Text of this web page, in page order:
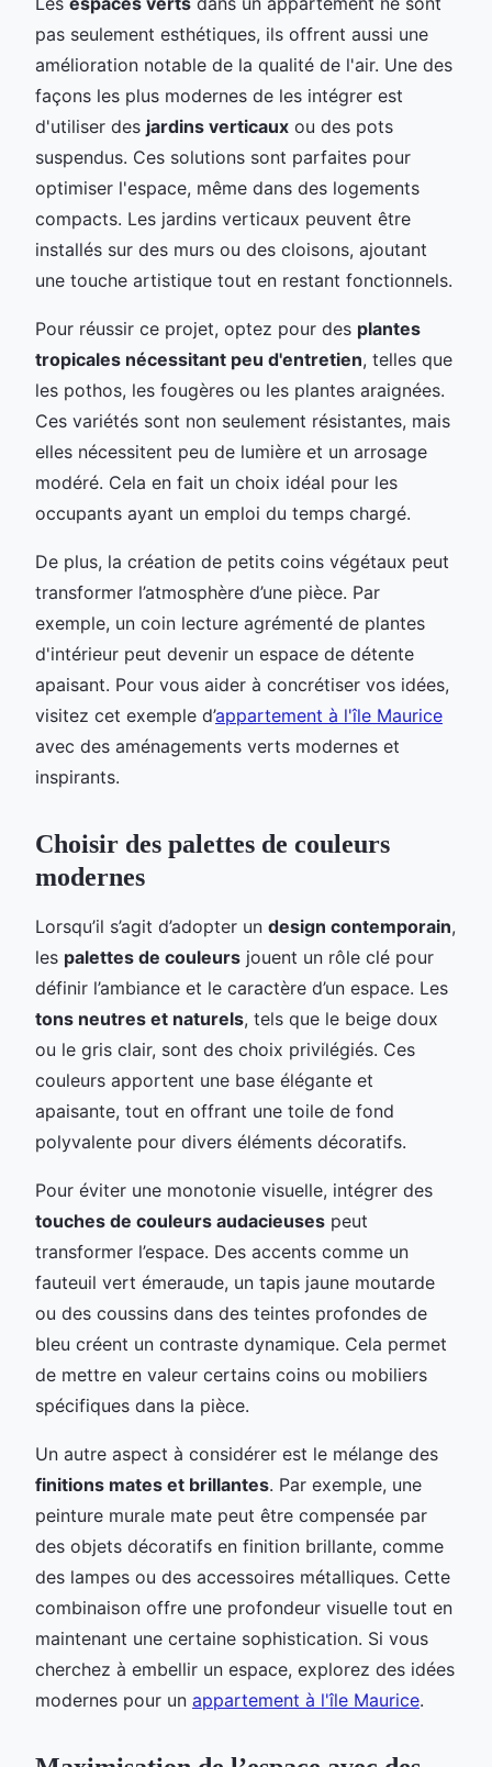
pas seulement esthétiques, ils offrent aussi une
amélioration notable de la qualité de l'air. Une des
façons les plus modernes de les intégrer est
d'utiliser des jardins verticaux ou des pots
suspendus. Ces solutions sont parfaites pour
optimiser l'espace, même dans des logements
compacts. Les jardins verticaux peuvent être
installés sur des murs ou des cloisons, ajoutant
une touche artistique tout en restant fonctionnels.
Pour réussir ce projet, optez pour des plantes
tropicales nécessitant peu d'entretien, telles que
les pothos, les fougères ou les plantes araignées.
Ces variétés sont non seulement résistantes, mais
elles nécessitent peu de lumière et un arrosage
modéré. Cela en fait un choix idéal pour les
occupants ayant un emploi du temps chargé.
De plus, la création de petits coins végétaux peut
transformer l’atmosphère d’une pièce. Par
exemple, un coin lecture agrémenté de plantes
d'intérieur peut devenir un espace de détente
apaisant. Pour vous aider à concrétiser vos idées,
visitez cet exemple d’appartement à l'île Maurice
avec des aménagements verts modernes et
inspirants.
Choisir des palettes de couleurs
modernes
Lorsqu’il s’agit d’adopter un design contemporain,
les palettes de couleurs jouent un rôle clé pour
définir l’ambiance et le caractère d’un espace. Les
tons neutres et naturels, tels que le beige doux
ou le gris clair, sont des choix privilégiés. Ces
couleurs apportent une base élégante et
apaisante, tout en offrant une toile de fond
polyvalente pour divers éléments décoratifs.
Pour éviter une monotonie visuelle, intégrer des
touches de couleurs audacieuses peut
transformer l’espace. Des accents comme un
fauteuil vert émeraude, un tapis jaune moutarde
ou des coussins dans des teintes profondes de
bleu créent un contraste dynamique. Cela permet
de mettre en valeur certains coins ou mobiliers
spécifiques dans la pièce.
Un autre aspect à considérer est le mélange des
finitions mates et brillantes. Par exemple, une
peinture murale mate peut être compensée par
des objets décoratifs en finition brillante, comme
des lampes ou des accessoires métalliques. Cette
combinaison offre une profondeur visuelle tout en
maintenant une certaine sophistication. Si vous
cherchez à embellir un espace, explorez des idées
modernes pour un appartement à l'île Maurice.